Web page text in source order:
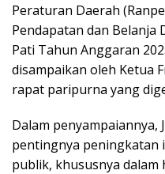
Peraturan Daerah
Pendapatan dan Belanja
Pati Tahun Anggaran
disampaikan oleh Ketua
rapat paripurna yang
Dalam
pentingnya
publik, khususnya dalam